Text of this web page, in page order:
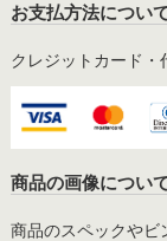
お支払方法につい
クレジットカード・
商品の画像につい
商品のスペックやビ